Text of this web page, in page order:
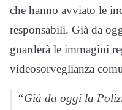
che hanno avviato le
responsabili. Già da
guarderà le immagini
videosorveglianza
“Già da oggi la